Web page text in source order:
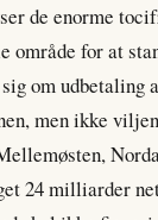
de enorme
område for at
om udbetaling
men ikke
24 milliarder